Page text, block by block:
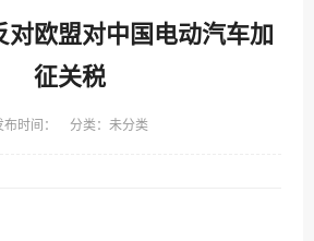
对欧盟对中国电动汽车加
征关税
布时间： 分类：未分类